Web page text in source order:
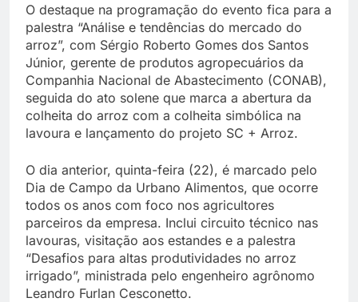
O destaque na programação do evento fica para a
palestra “Análise e tendências do mercado do
arroz”, com Sérgio Roberto Gomes dos Santos
Júnior, gerente de produtos agropecuários da
Companhia Nacional de Abastecimento (CONAB),
seguida do ato solene que marca a abertura da
colheita do arroz com a colheita simbólica na
lavoura e lançamento do projeto SC + Arroz.
O dia anterior, quinta-feira (22), é marcado pelo
Dia de Campo da Urbano Alimentos, que ocorre
todos os anos com foco nos agricultores
parceiros da empresa. Inclui circuito técnico nas
lavouras, visitação aos estandes e a palestra
“Desafios para altas produtividades no arroz
irrigado”, ministrada pelo engenheiro agrônomo
Leandro Furlan Cesconetto.